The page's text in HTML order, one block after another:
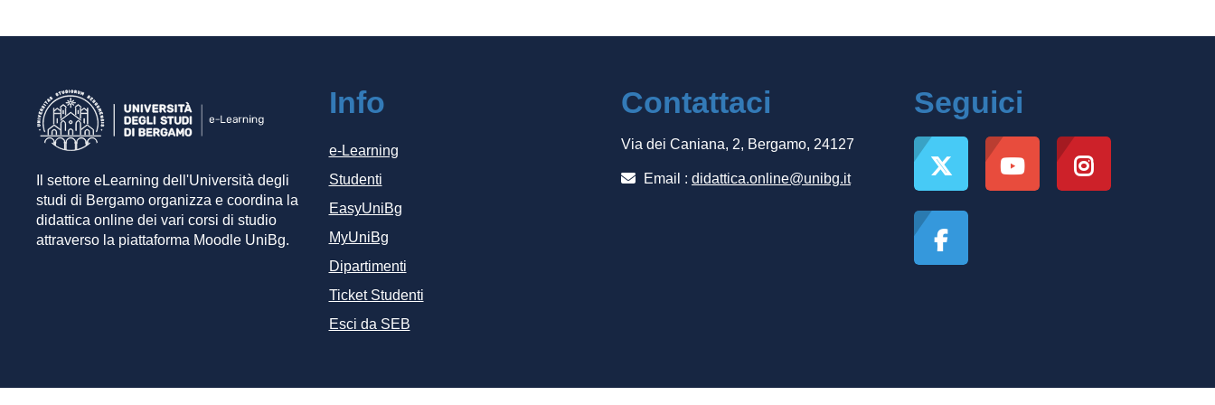
Il settore eLearning dell'Università degli
studi di Bergamo organizza e coordina la
didattica online dei vari corsi di studio
attraverso la piattaforma Moodle UniBg.
Info
e-Learning
Studenti
EasyUniBg
MyUniBg
Dipartimenti
Ticket Studenti
Esci da SEB
Contattaci
Via dei Caniana, 2, Bergamo, 24127
Email : didattica.online@unibg.it
Seguici